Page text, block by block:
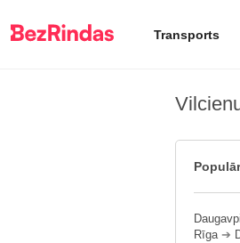
Transports
Rīga➔